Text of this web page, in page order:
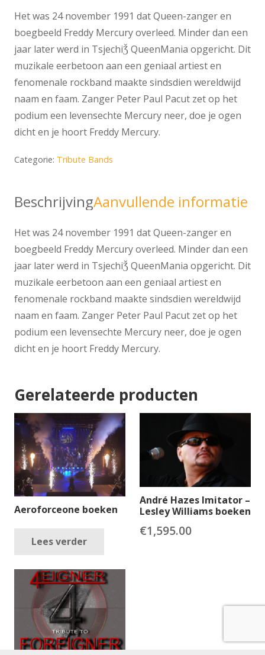
Het was 24 november 1991 dat Queen-zanger en
boegbeeld Freddy Mercury overleed. Minder dan een
jaar later werd in TsjechiǮ QueenMania opgericht. Dit
muzikale eerbetoon aan een geniaal artiest en
fenomenale rockband maakte sindsdien wereldwijd
naam en faam. Zanger Peter Paul Pacut zet op het
podium een levensechte Mercury neer, doe je ogen
dicht en je hoort Freddy Mercury.
Categorie: Tribute Bands
BeschrijvingAanvullende informatie
Het was 24 november 1991 dat Queen-zanger en
boegbeeld Freddy Mercury overleed. Minder dan een
jaar later werd in TsjechiǮ QueenMania opgericht. Dit
muzikale eerbetoon aan een geniaal artiest en
fenomenale rockband maakte sindsdien wereldwijd
naam en faam. Zanger Peter Paul Pacut zet op het
podium een levensechte Mercury neer, doe je ogen
dicht en je hoort Freddy Mercury.
Gerelateerde producten
Aeroforceone boeken
Lees verder
André Hazes Imitator –
Lesley Williams boeken
€1,595.00